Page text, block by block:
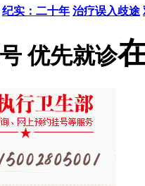
纪实：二十年 治疗误入歧途
优先就诊